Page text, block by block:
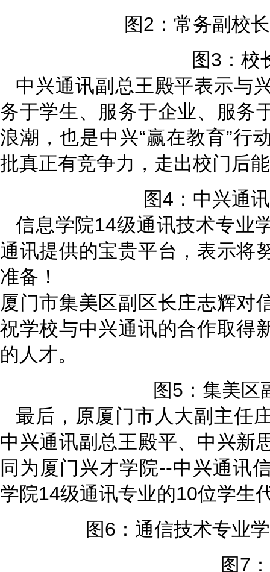
图2：常务副校
图3：校
中兴通讯副总王殿平表示与
务于学生、服务于企业、服务
浪潮，也是中兴“赢在教育”行
批真正有竞争力，走出校门后
图4：中兴通
信息学院14级通讯技术专业
通讯提供的宝贵平台，表示将
准备！
厦门市集美区副区长庄志辉对
祝学校与中兴通讯的合作取得
的人才。
图5：集美区
最后，原厦门市人大副主任
中兴通讯副总王殿平、中兴新
同为厦门兴才学院--中兴通讯
学院14级通讯专业的10位学生
图6：通信技术专业
图7